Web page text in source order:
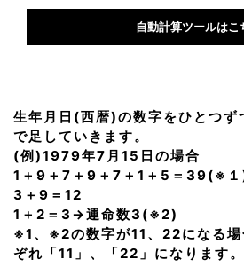
自動計算ツールはこ
生年月日(西暦)の数字をひとつず
で足していきます。
(例)1979年7月15日の場合
1＋9＋7＋9＋7＋1＋5＝39(※１
3＋9＝12
1＋2＝3→運命数3(※2)
※1、※2の数字が11、22になる場
ぞれ「11」、「22」になります。